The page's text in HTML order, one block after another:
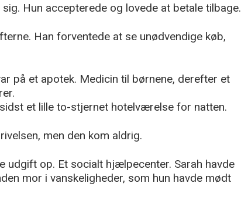
Hun accepterede og lovede at betale tilbage.
Han forventede at se unødvendige køb,
på et apotek. Medicin til børnene, derefter et
et lille to-stjernet hotelværelse for natten.
men den kom aldrig.
udgift op. Et socialt hjælpecenter. Sarah havde
mor i vanskeligheder, som hun havde mødt